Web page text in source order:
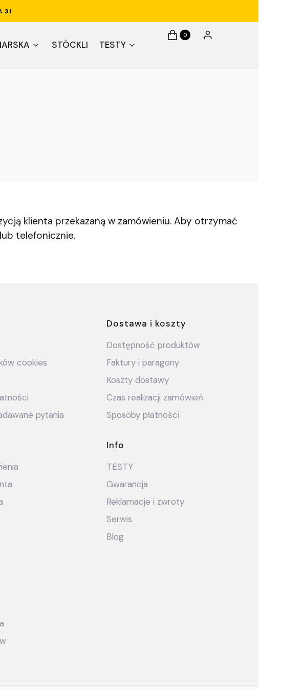
31
STÖCKLI TESTY
Produkty w koszyku: 0. Zobacz
Koszyk Zaloguj się
klienta przekazaną w zamówieniu. Aby otrzymać
telefonicznie.
cookies
pytania
Dostawa i koszty
Dostępność produktów
Faktury i paragony
Koszty dostawy
Czas realizacji zamówień
Sposoby płatności
Info
TESTY
Gwarancja
Reklamacje i zwroty
Serwis
Blog